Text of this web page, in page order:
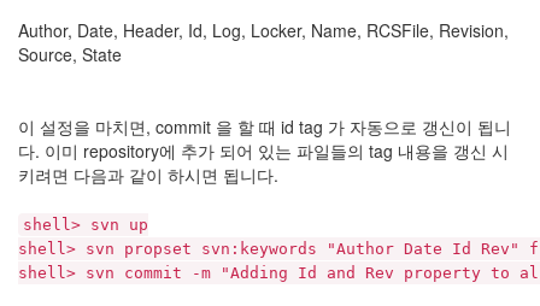
Author, Date, Header, Id, Log, Locker, Name, RCSFile, Revision,
Source, State
이 설정을 마치면, commit 을 할 때 id tag 가 자동으로 갱신이 됩니
다. 이미 repository에 추가 되어 있는 파일들의 tag 내용을 갱신 시
키려면 다음과 같이 하시면 됩니다.
shell> svn up
shell> svn propset svn:keywords "Author Date Id Rev"
shell> svn commit -m "Adding Id and Rev property to
Mozilla
군
준
L10N
AnNyung
LInux
불